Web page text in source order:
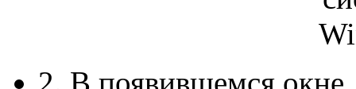
2. В появившемся